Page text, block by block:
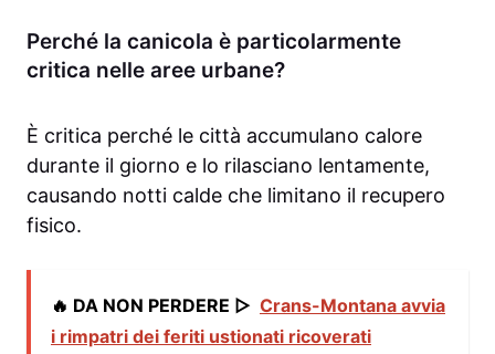
Perché la canicola è particolarmente
critica nelle aree urbane?
È critica perché le città accumulano calore
durante il giorno e lo rilasciano lentamente,
causando notti calde che limitano il recupero
fisico.
🔥 DA NON PERDERE ▷ Crans-Montana avvia
i rimpatri dei feriti ustionati ricoverati